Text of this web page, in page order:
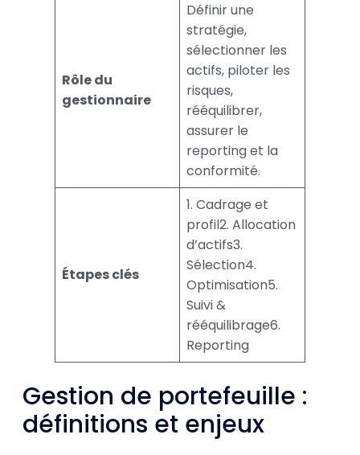
Rôle du
gestionnaire
Définir une
stratégie,
sélectionner les
actifs, piloter les
risques,
rééquilibrer,
assurer le
reporting et la
conformité.
Étapes clés
1. Cadrage et
profil2. Allocation
d’actifs3.
Sélection4.
Optimisation5.
Suivi &
rééquilibrage6.
Reporting
Gestion de portefeuille :
définitions et enjeux